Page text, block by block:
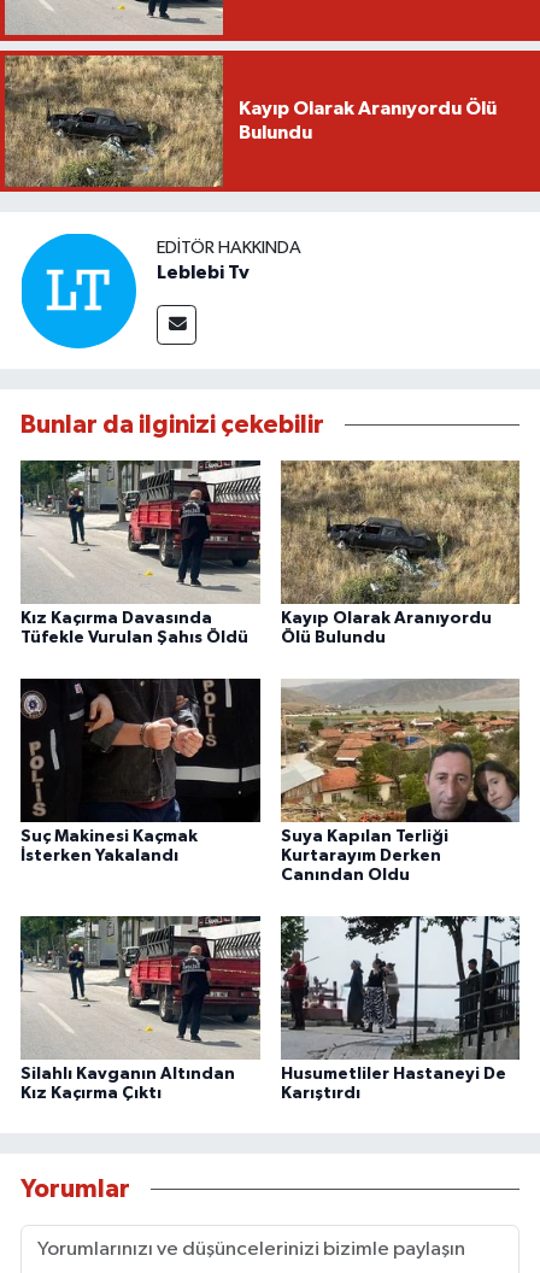
Kayıp Olarak Aranıyordu Ölü
Bulundu
EDITÖR HAKKINDA
Leblebi Tv
Bunlar da ilginizi çekebilir
Kız Kaçırma Davasında
Tüfekle Vurulan Şahıs Öldü
Kayıp Olarak Aranıyordu
Ölü Bulundu
Suç Makinesi Kaçmak
İsterken Yakalandı
Suya Kapılan Terliği
Kurtarayım Derken
Canından Oldu
Silahlı Kavganın Altından
Kız Kaçırma Çıktı
Husumetliler Hastaneyi De
Karıştırdı
Yorumlar